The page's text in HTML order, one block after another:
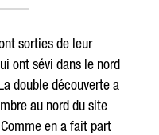
sorties de leur
ont sévi dans le nord
double découverte a
au nord du site
en a fait part